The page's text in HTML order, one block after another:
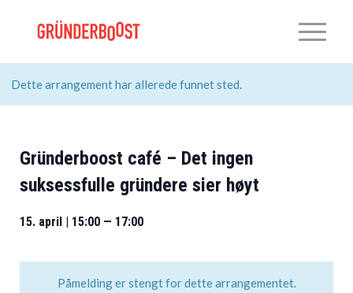
Dette arrangement har allerede funnet sted.
Gründerboost café – Det ingen
suksessfulle gründere sier høyt
15. april | 15:00 — 17:00
Påmelding er stengt for dette arrangementet.